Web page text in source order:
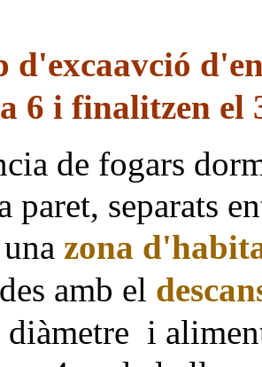
d'excaavció
6 i finalitzen el
de fogars
paret, separats
zona
amb el
i